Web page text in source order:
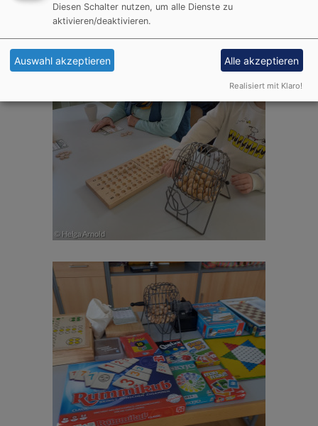
Diesen Schalter nutzen, um alle Dienste zu
aktivieren/deaktivieren.
Auswahl akzeptieren Alle akzeptieren
Realisiert mit Klaro!